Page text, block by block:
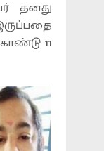
தனது
11